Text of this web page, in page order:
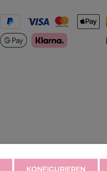
KONFIGURIEREN